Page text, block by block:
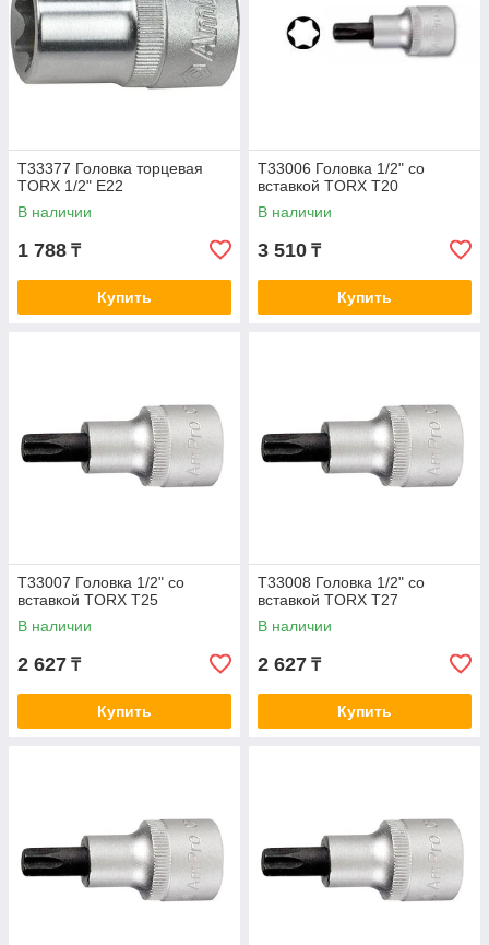
T33377 Головка торцевая
TORX 1/2" E22
В наличии
1 788 ₸
Купить
T33006 Головка 1/2" со
вставкой TORX T20
В наличии
3 510 ₸
Купить
T33007 Головка 1/2" со
вставкой TORX T25
В наличии
2 627 ₸
Купить
T33008 Головка 1/2" со
вставкой TORX T27
В наличии
2 627 ₸
Купить